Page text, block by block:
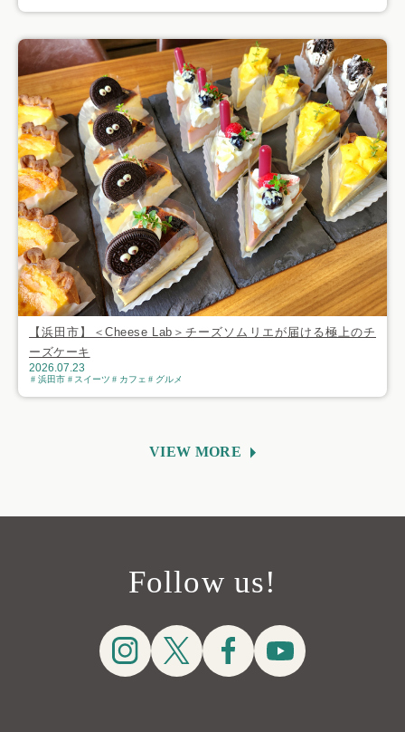
【浜田市】＜Cheese Lab＞チーズソムリエが届ける極上のチ
ーズケーキ
2026.07.23
浜田市 スイーツ カフェ グルメ
VIEW MORE
Follow us!